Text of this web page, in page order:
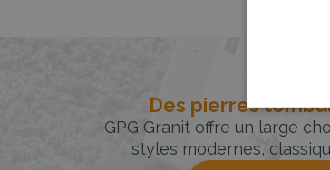
Des pierres
GPG Granit offre un large
styles modernes,